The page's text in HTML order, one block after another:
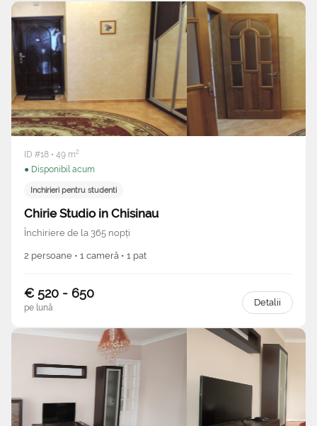
ID #18 • 49 m²
● Disponibil acum
Inchirieri pentru studenti
Chirie Studio in Chisinau
Închiriere de la 365 nopți
2 persoane • 1 cameră • 1 pat
€ 520 - 650
pe lună Detalii